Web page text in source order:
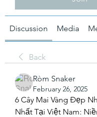
Discussion Media
Back
Ròm Snaker
February 26, 2025
6 Cây Mai Vàng Đẹp
Nhất Tại Việt Nam: